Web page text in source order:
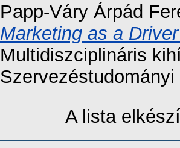
Papp-Váry Árpád
Marketing as a
Multidiszciplináris
A lista